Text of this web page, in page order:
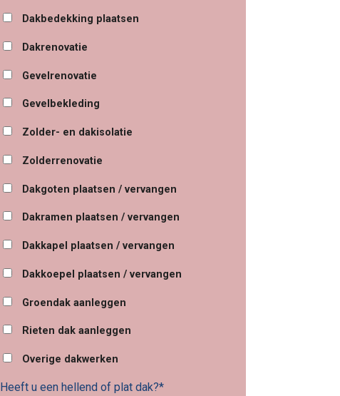
Dakbedekking plaatsen
Dakrenovatie
Gevelrenovatie
Gevelbekleding
Zolder- en dakisolatie
Zolderrenovatie
Dakgoten plaatsen / vervangen
Dakramen plaatsen / vervangen
Dakkapel plaatsen / vervangen
Dakkoepel plaatsen / vervangen
Groendak aanleggen
Rieten dak aanleggen
Overige dakwerken
Heeft u een hellend of plat dak?*